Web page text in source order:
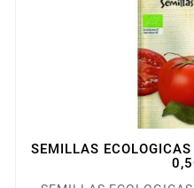
SEMILLAS